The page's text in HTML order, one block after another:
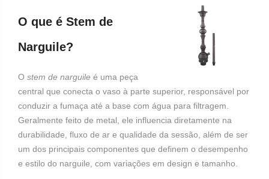
O que é Stem de
Narguile?
O stem de narguile é uma peça
central que conecta o vaso à parte superior, responsável por
conduzir a fumaça até a base com água para filtragem.
Geralmente feito de metal, ele influencia diretamente na
durabilidade, fluxo de ar e qualidade da sessão, além de ser
um dos principais componentes que definem o desempenho
e estilo do narguile, com variações em design e tamanho.